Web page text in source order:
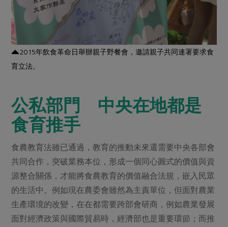
2015年飲食革命日舉辦親子野餐會，邀請親子共同連署要求食
育立法。
公私部門 中央在地都是
食育推手
食農教育法雖已通過，教育的推動未來還需要中央各部會
共同合作，突破業務本位，形成一個同心圓式的價值與資
源整合關係，才能將食農教育的價值融合法規，嵌入民眾
的生活中。例如現在農委會雖然為主責單位，但面對農業
生產環境的改變，在在都需要跨部會研商，例如農業發展
面對經濟政策與國際貿易時，經濟部也是重要環節；而推